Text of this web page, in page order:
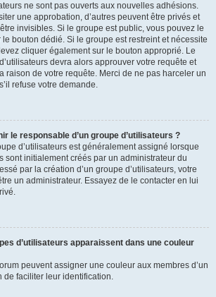
ne sont pas ouverts aux nouvelles adhésions.
une approbation, d’autres peuvent être privés et
invisibles. Si le groupe est public, vous pouvez le
bouton dédié. Si le groupe est restreint et nécessite
cliquer également sur le bouton approprié. Le
devra alors approuver votre requête et
raison de votre requête. Merci de ne pas harceler un
refuse votre demande.
le responsable d’un groupe d’utilisateurs ?
d’utilisateurs est généralement assigné lorsque
sont initialement créés par un administrateur du
par la création d’un groupe d’utilisateurs, votre
un administrateur. Essayez de le contacter en lui
d’utilisateurs apparaissent dans une couleur
peuvent assigner une couleur aux membres d’un
de faciliter leur identification.